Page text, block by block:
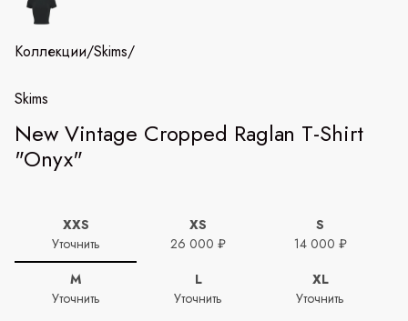
Коллекции/Skims/
Skims
New Vintage Cropped Raglan T-Shirt
"Onyx"
XXS
Уточнить
XS
26 000 ₽
S
14 000 ₽
M
Уточнить
L
Уточнить
XL
Уточнить